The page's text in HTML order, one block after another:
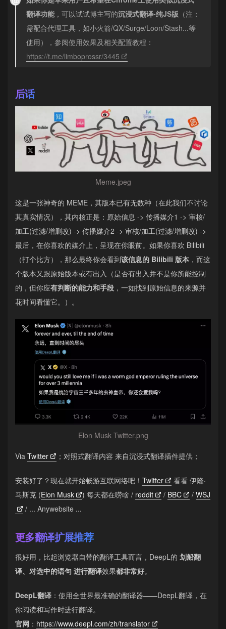
翻译功能 ，可以试试博主写的沉浸式翻译-纯JS版 （注：
需配合代理工具，如小火箭/QX/Surge/Loon/Stash...等
使用），参阅使用效果及相关配置教程：
https://t.me/limboprossr/3445
后话
Meme.jpeg
这是一张神奇的 MEME，其版本已有无数种（在此我们不讨论
其真实情况），其内核正是：原始信息 -> 传播媒介1 -> 审核/
加工(过滤/增删改) -> 传播媒介2 -> 审核/加工(过滤/增删改) ->
最后，在你喜欢的媒介上，呈现在你眼前。如果你喜欢 Bilibili
（打个比方），那么最终你会看到该信息的 Bilibili 版本 ，而这
个版本又跟原始版本或有出入（是否有出入并不是你所能控制
的，但你应有判断的能力和手段 ，一如找到原始信息的来源并
花时间看懂它。）。
Elon Musk Twitter.png
Via Twitter ；对照式翻译内容 来自沉浸式翻译插件提供；
安装好了？现在就开始畅游互联网络吧！ Twitter
看看 伊隆·
马斯克 (Elon Musk ) 每天都在唠啥 / reddit / BBC / WSJ
/ ... Anywebsite ...
更多翻译扩展推荐
很好用，比起浏览器自带的翻译工具而言，DeepL的 划船翻
译、对选中的语句 进行翻译效果都非常好。
DeepL翻译 ：使用全世界最准确的翻译器——DeepL翻译，在
你阅读和写作时进行翻译。
官网 ： https://www.deepl.com/zh/translator